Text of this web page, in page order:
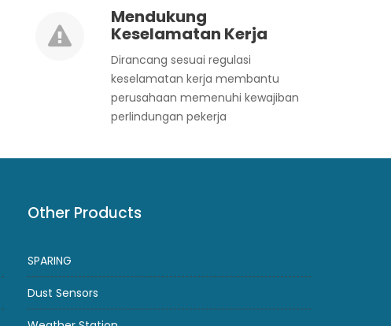
Mendukung
Keselamatan Kerja
Dirancang sesuai regulasi
keselamatan kerja membantu
perusahaan memenuhi kewajiban
perlindungan pekerja
Other Products
SPARING
Dust Sensors